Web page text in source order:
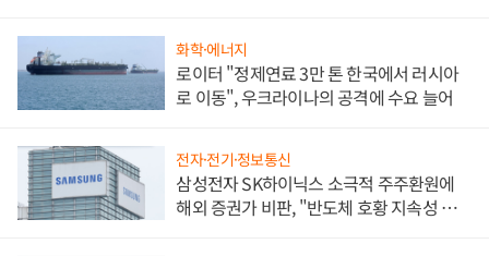
화학·에너지
로이터 "정제연료 3만 톤 한국에서 러시아
로 이동", 우크라이나의 공격에 수요 늘어
전자·전기·정보통신
삼성전자 SK하이닉스 소극적 주주환원에
해외 증권가 비판, "반도체 호황 지속성 의